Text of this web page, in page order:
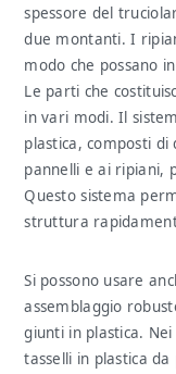
spessore del
due montanti. I
modo che possano
Le parti che
in vari modi. Il
plastica, composti di
pannelli e ai ripiani,
Questo sistema
struttura
Si possono usare
assemblaggio
giunti in plastica.
tasselli in plastica